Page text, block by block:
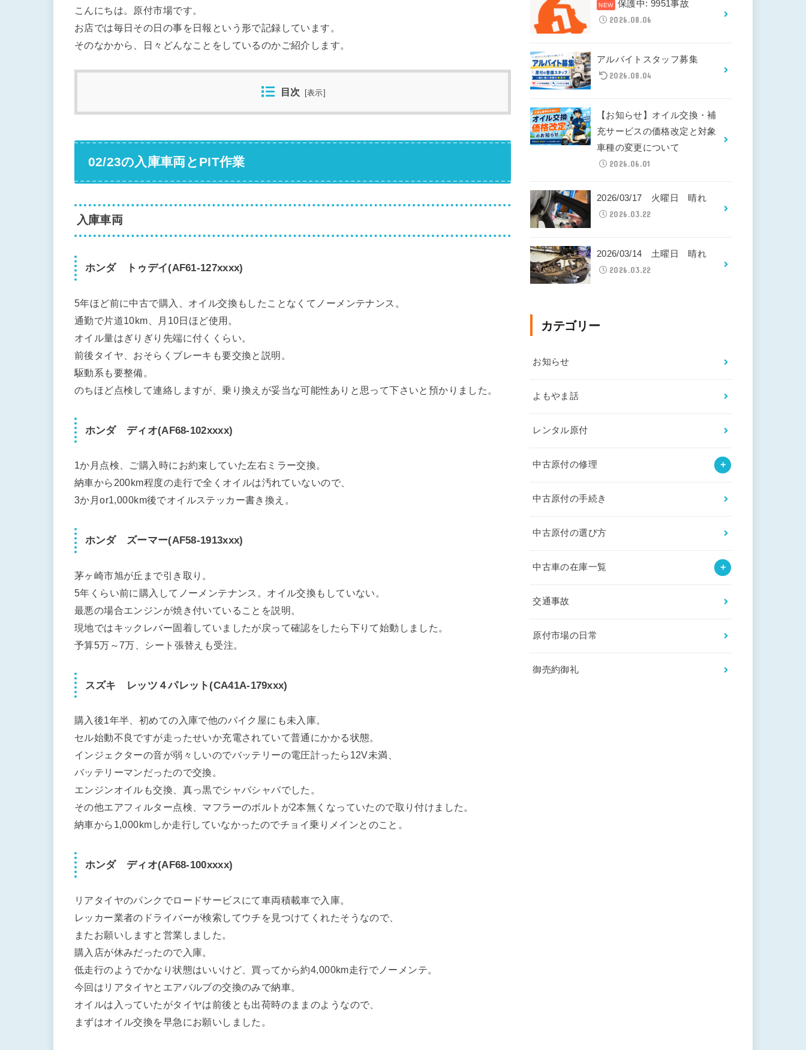
こんにちは。原付市場です。
お店では毎日その日の事を日報という形で記録しています。
そのなかから、日々どんなことをしているのかご紹介します。
目次 [表示
02/23の入庫車両とPIT作業
入庫車両
ホンダ トゥデイ(AF61-127xxxx)
5年ほど前に中古で購入、オイル交換もしたことなくてノーメンテナンス。
通勤で片道10km、月10日ほど使用。
オイル量はぎりぎり先端に付くくらい。
前後タイヤ、おそらくブレーキも要交換と説明。
駆動系も要整備。
のちほど点検して連絡しますが、乗り換えが妥当な可能性ありと思って下さいと預かりました。
ホンダ ディオ(AF68-102xxxx)
1か月点検、ご購入時にお約束していた左右ミラー交換。
納車から200km程度の走行で全くオイルは汚れていないので、
3か月or1,000km後でオイルステッカー書き換え。
ホンダ ズーマー(AF58-1913xxx)
茅ヶ崎市旭が丘まで引き取り。
5年くらい前に購入してノーメンテナンス。オイル交換もしていない。
最悪の場合エンジンが焼き付いていることを説明。
現地ではキックレバー固着していましたが戻って確認をしたら下りて始動しました。
予算5万～7万、シート張替えも受注。
スズキ レッツ４パレット(CA41A-179xxx)
購入後1年半、初めての入庫で他のバイク屋にも未入庫。
セル始動不良ですが走ったせいか充電されていて普通にかかる状態。
インジェクターの音が弱々しいのでバッテリーの電圧計ったら12V未満、
バッテリーマンだったので交換。
エンジンオイルも交換、真っ黒でシャバシャバでした。
その他エアフィルター点検、マフラーのボルトが2本無くなっていたので取り付けました。
納車から1,000kmしか走行していなかったのでチョイ乗りメインとのこと。
ホンダ ディオ(AF68-100xxxx)
リアタイヤのパンクでロードサービスにて車両積載車で入庫。
レッカー業者のドライバーが検索してウチを見つけてくれたそうなので、
またお願いしますと営業しました。
購入店が休みだったので入庫。
低走行のようでかなり状態はいいけど、買ってから約4,000km走行でノーメンテ。
今回はリアタイヤとエアバルブの交換のみで納車。
オイルは入っていたがタイヤは前後とも出荷時のままのようなので、
まずはオイル交換を早急にお願いしました。
保護中: 9951事故
2026.08.06
アルバイトスタッフ募集
2026.08.04
【お知らせ】オイル交換・補
充サービスの価格改定と対象
車種の変更について
2026.06.01
2026/03/17 火曜日 晴れ
2026.03.22
2026/03/14 土曜日 晴れ
2026.03.22
カテゴリー
お知らせ
よもやま話
レンタル原付
中古原付の修理
中古原付の手続き
中古原付の選び方
中古車の在庫一覧
交通事故
原付市場の日常
御売約御礼